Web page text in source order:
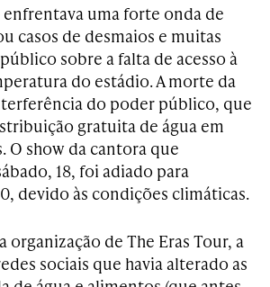
enfrentava uma forte onda de
casos de desmaios e muitas
sobre a falta de acesso à
do estádio. A morte da
do poder público, que
gratuita de água em
O show da cantora que
18, foi adiado para
devido às condições climáticas.
organização de The Eras Tour, a
sociais que havia alterado as